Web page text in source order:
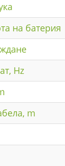
на батерия
Hz
m